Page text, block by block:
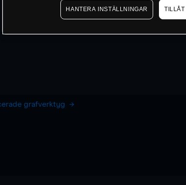
grafverktyg
HANTERA INSTÄLLNINGAR